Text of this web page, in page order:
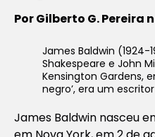
Por Gilberto G. Pereira
James Baldwin
Shakespeare e John
Kensington Gardens,
negro’, era um escritor
James Baldwin nasceu